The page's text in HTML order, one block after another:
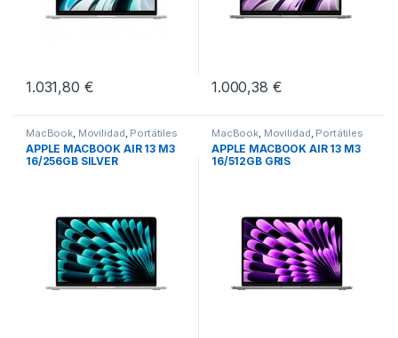
1.031,80 € 1.000,38 €
MacBook Movilidad Portátiles
APPLE MACBOOK AIR 13 M3
16/256GB SILVER
MacBook Movilidad Portátiles
APPLE MACBOOK AIR 13 M3
16/512GB GRIS